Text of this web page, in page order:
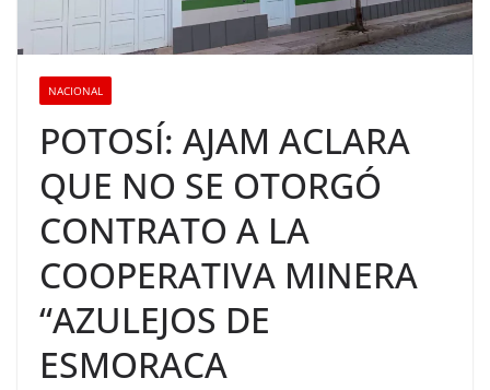
NACIONAL
POTOSÍ: AJAM ACLARA
QUE NO SE OTORGÓ
CONTRATO A LA
COOPERATIVA MINERA
“AZULEJOS DE
ESMORACA